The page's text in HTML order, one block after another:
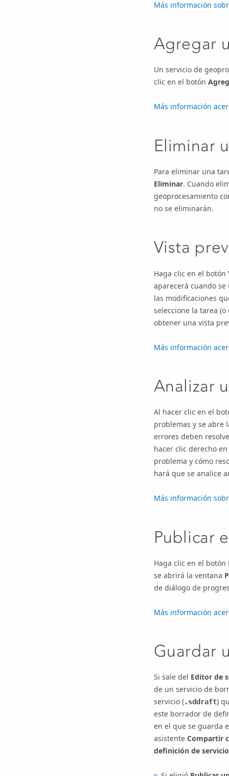
Más información
Agregar
Un servicio de
clic en el botón
Más información
Eliminar
Para eliminar una
Eliminar. Cuando
geoprocesamiento
no se eliminarán.
Vista
Haga clic en el botón
aparecerá cuando
las modificaciones
seleccione la tarea
obtener una vista
Más información
Analizar
Al hacer clic en el
problemas y se abre
errores deben
hacer clic derecho
problema y cómo
hará que se analice
Más información
Publicar
Haga clic en el botón
se abrirá la ventana
de diálogo de
Más información
Guardar
Si sale del Editor de
de un servicio de
servicio (.sddraft)
este borrador de
en el que se guarda
asistente Compartir
definición de servicio